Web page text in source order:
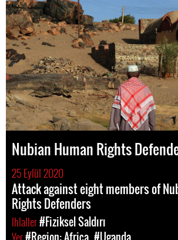
Nubian Human Rights
25 Eylül 2020
Attack against eight members of
Rights Defenders
Ihlaller#Fiziksel Saldırı